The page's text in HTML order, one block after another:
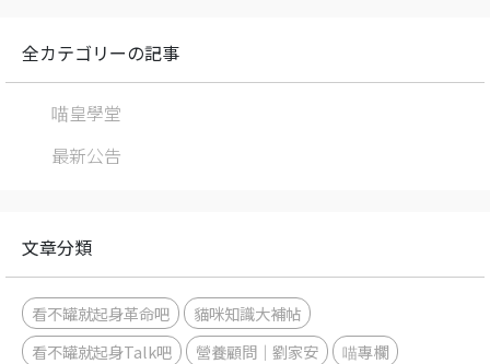
全カテゴリーの記事
喵皇學堂
最新公告
文章分類
看不罐就起身革命吧
貓咪知識大補帖
看不罐就起身Talk吧
營養顧問｜劉家安
喵專欄